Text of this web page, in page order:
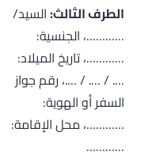
الطرف الثالث:السيد/
…………، الجنسية:
…………، تاريخ الميلاد:
…. / …. / ….، رقم جواز
السفر أو الهوية:
…………، محل الإقامة:
…………